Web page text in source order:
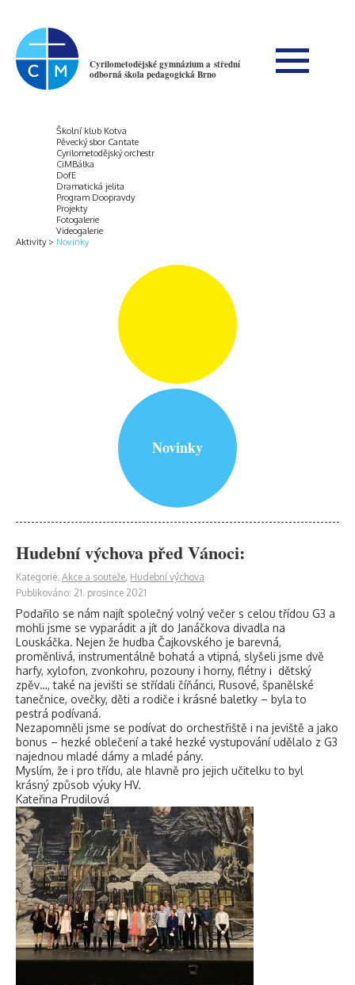
Cyrilometodějské gymnázium a střední
odborná škola pedagogická Brno
Aktivity
Školní klub Kotva
Pěvecký sbor Cantate
Cyrilometodějský orchestr
CiMBálka
DofE
Dramatická jelita
Program Doopravdy
Projekty
Fotogalerie
Videogalerie
Novinky
Novinky
Hudební výchova před Vánoci:
Kategorie: Akce a souteže, Hudební výchova
Publikováno: 21. prosince 2021
Podařilo se nám najít společný volný večer s celou třídou G3 a
mohli jsme se vyparádit a jít do Janáčkova divadla na
Louskáčka. Nejen že hudba Čajkovského je barevná,
proměnlivá, instrumentálně bohatá a vtipná, slyšeli jsme dvě
harfy, xylofon, zvonkohru, pozouny i horny, flétny i dětský
zpěv…, také na jevišti se střídali číňánci, Rusové, španělské
tanečnice, ovečky, děti a rodiče i krásné baletky – byla to
pestrá podívaná.
Nezapomněli jsme se podívat do orchestřiště i na jeviště a jako
bonus – hezké oblečení a také hezké vystupování udělalo z G3
najednou mladé dámy a mladé pány.
Myslím, že i pro třídu, ale hlavně pro jejich učitelku to byl
krásný způsob výuky HV.
Kateřina Prudilová